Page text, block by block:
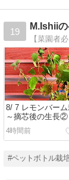
19
M.Ishii
8/ 7 レモンバーム
～摘芯後の生長②
4時間前
#ペットボトル栽